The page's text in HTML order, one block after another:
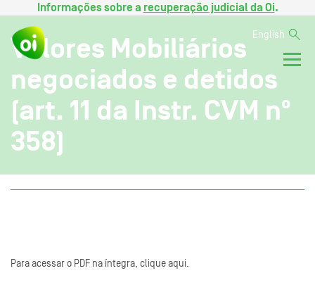
Informações sobre a recuperação judicial da Oi.
English
Valores Mobiliários
negociados e detidos
(art. 11 da Instr. CVM nº
358)
Para acessar o PDF na íntegra, clique aqui.